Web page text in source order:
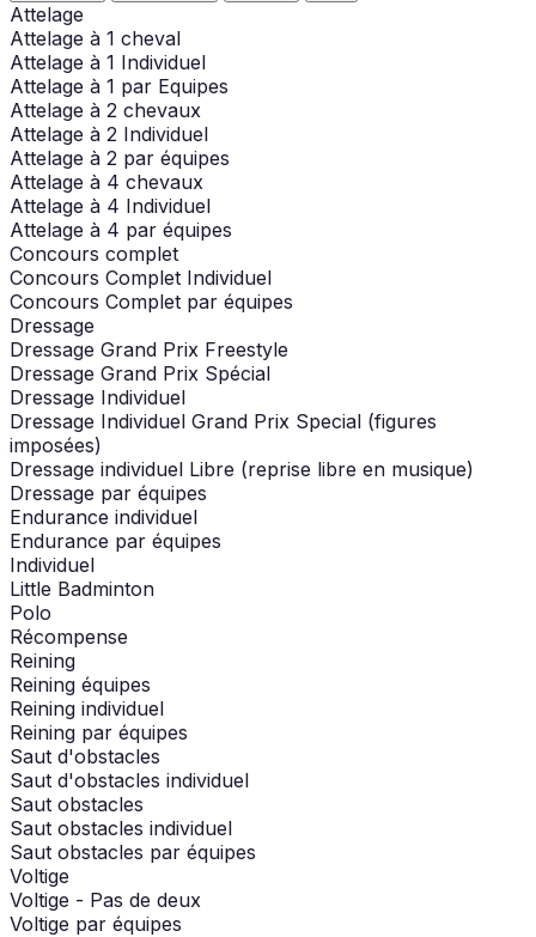
Attelage
Attelage à 1 cheval
Attelage à 1 Individuel
Attelage à 1 par Equipes
Attelage à 2 chevaux
Attelage à 2 Individuel
Attelage à 2 par équipes
Attelage à 4 chevaux
Attelage à 4 Individuel
Attelage à 4 par équipes
Concours complet
Concours Complet Individuel
Concours Complet par équipes
Dressage
Dressage Grand Prix Freestyle
Dressage Grand Prix Spécial
Dressage Individuel
Dressage Individuel Grand Prix Special (figures
imposées)
Dressage individuel Libre (reprise libre en musique)
Dressage par équipes
Endurance individuel
Endurance par équipes
Individuel
Little Badminton
Polo
Récompense
Reining
Reining équipes
Reining individuel
Reining par équipes
Saut d'obstacles
Saut d'obstacles individuel
Saut obstacles
Saut obstacles individuel
Saut obstacles par équipes
Voltige
Voltige - Pas de deux
Voltige par équipes